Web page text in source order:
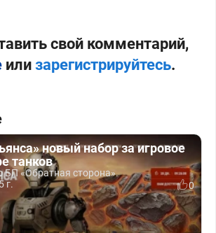
свой комментарий,
или зарегистрируйтесь.
новый набор за игровое
танков
БП «Обратная сторона».
г.
0